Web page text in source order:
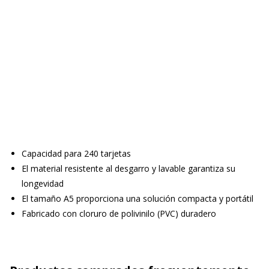
Capacidad para 240 tarjetas
El material resistente al desgarro y lavable garantiza su
longevidad
El tamaño A5 proporciona una solución compacta y portátil
Fabricado con cloruro de polivinilo (PVC) duradero